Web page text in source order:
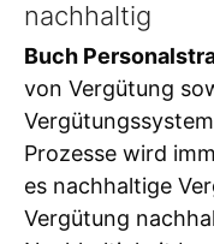
nachhaltig
Buch
von Vergütung
Prozesse wird
es nachhaltige
Vergütung